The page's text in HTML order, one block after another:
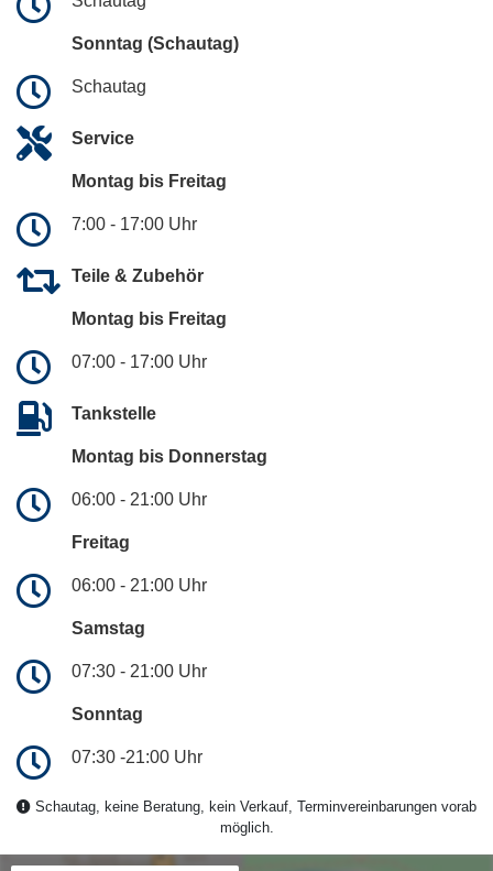
Sonntag (Schautag)
Schautag
Service
Montag bis Freitag
7:00 - 17:00 Uhr
Teile & Zubehör
Montag bis Freitag
07:00 - 17:00 Uhr
Tankstelle
Montag bis Donnerstag
06:00 - 21:00 Uhr
Freitag
06:00 - 21:00 Uhr
Samstag
07:30 - 21:00 Uhr
Sonntag
07:30 -21:00 Uhr
Schautag, keine Beratung, kein Verkauf, Terminvereinbarungen vorab
möglich.